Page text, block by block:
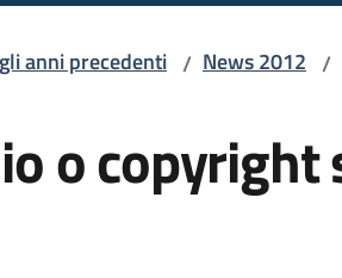
anni precedenti / News 2012 /
o copyright